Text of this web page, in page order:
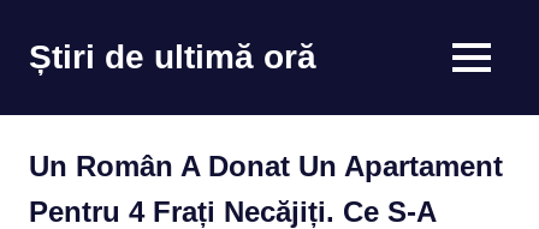
content
Știri de ultimă oră
ramâi
la
curent
MENU
Un Român A Donat Un Apartament
Pentru 4 Frați Necăjiți. Ce S-A